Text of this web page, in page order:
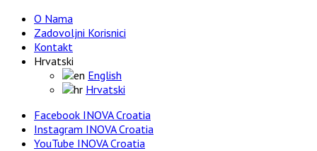
O Nama
Zadovoljni Korisnici
Kontakt
Hrvatski
English
Hrvatski
Facebook INOVA Croatia
Instagram INOVA Croatia
YouTube INOVA Croatia